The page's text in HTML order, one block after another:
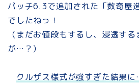
パッチ6.3で追加された「数奇屋
でしたねっ！
（まだお値段もするし、浸透す
が…？）
クルザス様式が強すぎた結果に